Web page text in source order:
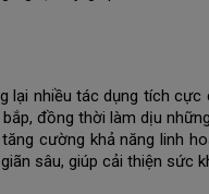
lại nhiều tác dụng tích
đồng thời làm dịu
cường khả năng linh
sâu, giúp cải thiện sức